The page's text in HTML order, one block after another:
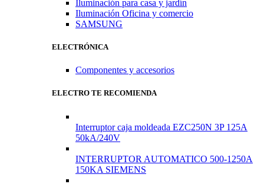
Iluminación para casa y jardín
Iluminación Oficina y comercio
SAMSUNG
ELECTRÓNICA
Componentes y accesorios
ELECTRO TE RECOMIENDA
Interruptor caja moldeada EZC250N 3P 125A
50kA/240V
INTERRUPTOR AUTOMATICO 500-1250A
150KA SIEMENS